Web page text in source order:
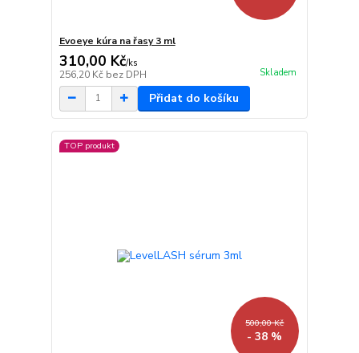
Evoeye kúra na řasy 3 ml
310,00 Kč/ks
256,20 Kč bez DPH Skladem
Přidat do košíku
TOP produkt
500,00 Kč
- 38 %